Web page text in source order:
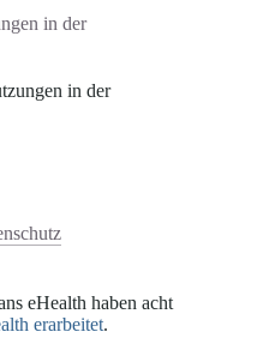
in der
in der
eHealth haben acht
erarbeitet.